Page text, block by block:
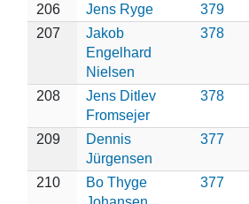
206 Jens Ryge
379
207
Jakob
Engelhard
Nielsen
378
208
Jens Ditlev
Fromsejer
378
209
Dennis
Jürgensen
377
210
Bo Thyge
377